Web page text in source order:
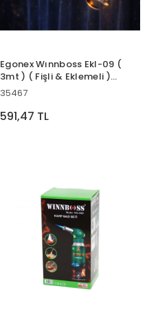
Egonex Wınnboss Ekl-09 (
3mt ) ( Fişli & Eklemeli )
Ramazan Dekor Lamba &
Yıldız )*50
35467
591,47 TL